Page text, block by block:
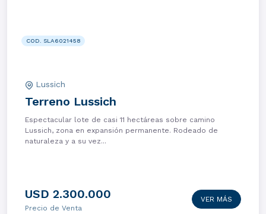
COD. SLA6021458
Lussich
Terreno Lussich
Espectacular lote de casi 11 hectáreas sobre camino
Lussich, zona en expansión permanente. Rodeado de
naturaleza y a su vez...
USD 2.300.000
Precio de Venta
VER MÁS